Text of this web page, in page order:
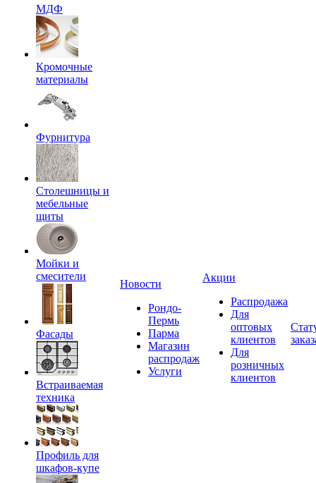
МДФ
Кромочные
материалы
Фурнитура
Столешницы и
мебельные
щиты
Мойки и
смесители
Фасады
Встраиваемая
техника
Профиль для
шкафов-купе
Новости
Рондо-
Пермь
Парма
Магазин
распродаж
Услуги
Акции
Распродажа
Для
оптовых
клиентов
Для
розничных
клиентов